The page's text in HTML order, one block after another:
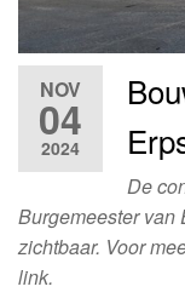
NOV
04
2024
De
Burgemeester van
zichtbaar. Voor
link.